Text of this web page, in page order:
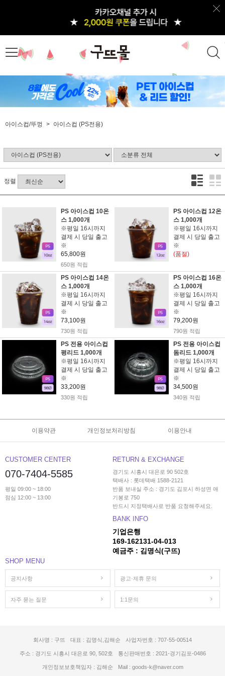
아이스컵/뚜껑 아이스컵 (PS전용)
정렬
PS 아이스컵 10온
스 1,000개
※평일 16시까지
결제 시 당일 출고
※
65,800원
650원 적립
PS 아이스컵 12온
스 1,000개
※평일 16시까지
결제 시 당일 출고
※
(품절)
PS 아이스컵 14온
스 1,000개
※평일 16시까지
결제 시 당일 출고
※
73,100원
730원 적립
PS 아이스컵 16온
스 1,000개
※평일 16시까지
결제 시 당일 출고
※
79,200원
790원 적립
PS 전용 아이스컵
평리드 1,000개
※평일 16시까지
결제 시 당일 출고
※
33,200원
330원 적립
PS 전용 아이스컵
돔리드 1,000개
※평일 16시까지
결제 시 당일 출고
※
34,500원
340원 적립
이용약관 개인정보처리방침 이용안내
CUSTOMER CENTER
070-7404-5585
평일 09:00 ~ 18:00
점심 12:00 ~ 13:00
RETURN & EXCHANGE
경기도 시흥시 대은로 90 502호
택배사 : 롯데택배 1588-2121
반품 보내실 주소 : 경기도 김포시 하성면 애
기봉로 750
반드시 지정택배사로 반품 요청해주세요.
BANK INFO
기업은행
169-162131-04-013
예금주 : 김명식(구뜨)
SHOP MENU
공지사항 광고·제휴 문의
자주 묻는 질문 1:1문의
회사명 : 구뜨 대표 : 김명식,김해순 사업자번호 : 707-55-00514
주소 : 경기도 시흥시 대은로 90, 502호 통신판매번호 : 2021-경기김포-0486
개인정보보호책임자 : 김해순 Mail : goods-k@naver.com